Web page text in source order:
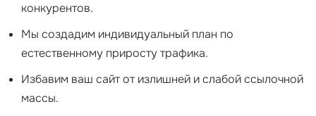
конкурентов.
Мы создадим индивидуальный план по
естественному приросту трафика.
Избавим ваш сайт от излишней и слабой ссылочной
массы.